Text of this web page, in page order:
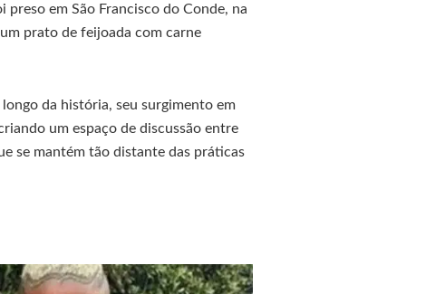
em São Francisco do Conde, na
prato de feijoada com carne
da história, seu surgimento em
um espaço de discussão entre
se mantém tão distante das práticas